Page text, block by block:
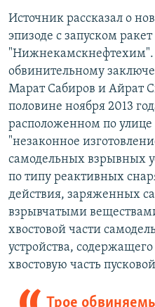
Источник рассказал о
эпизоде с запуском ракет
"Нижнекамскнефтехим".
обвинительному
Марат Сабиров и Айрат
половине ноября 2013
расположенном по улице
"незаконное
самодельных взрывных
по типу реактивных
действия, заряженных
взрывчатыми
хвостовой части
устройства,
хвостовую часть
Трое